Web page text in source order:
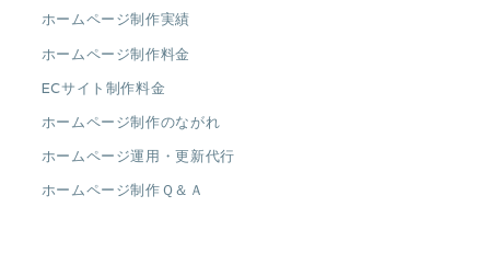
ホームページ制作実績
ホームページ制作料金
ECサイト制作料金
ホームページ制作のながれ
ホームページ運用・更新代行
ホームページ制作Ｑ＆Ａ